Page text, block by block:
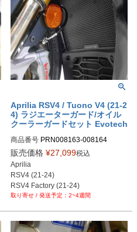
Aprilia RSV4 / Tuono V4 (21-2
4) ラジエーターガード/オイル
クーラーガードセット Evotech
商品番号 PRN008163-008164
PRN008163-008164-01
PRN008163-008164-02
PRN008163-008164-03
PRN008163-008164-04
販売価格 ¥27,099税込
Aprilia
RSV4 (21-24)
RSV4 Factory (21-24)
Tuono V4 (21-24) 2~4週間